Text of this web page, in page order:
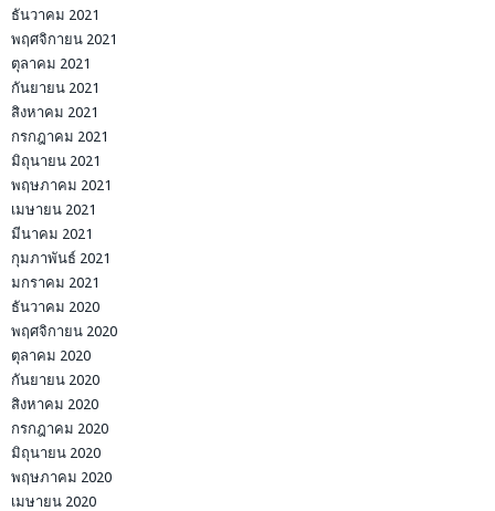
ธันวาคม 2021
พฤศจิกายน 2021
ตุลาคม 2021
กันยายน 2021
สิงหาคม 2021
กรกฎาคม 2021
มิถุนายน 2021
พฤษภาคม 2021
เมษายน 2021
มีนาคม 2021
กุมภาพันธ์ 2021
มกราคม 2021
ธันวาคม 2020
พฤศจิกายน 2020
ตุลาคม 2020
กันยายน 2020
สิงหาคม 2020
กรกฎาคม 2020
มิถุนายน 2020
พฤษภาคม 2020
เมษายน 2020